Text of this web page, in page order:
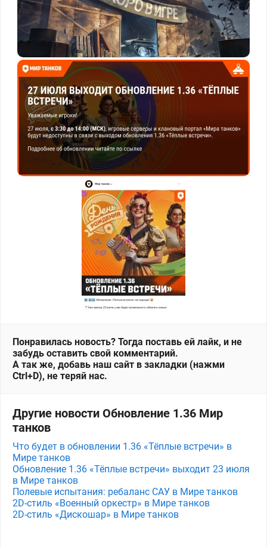
Понравилась новость? Тогда поставь ей лайк, и не
забудь оставить свой комментарий.
А так же, добавь наш сайт в закладки (нажми
Ctrl+D), не теряй нас.
Другие новости Обновление 1.36 Мир
танков
Что будет в обновлении 1.36 «Тёплые встречи» в
Мире танков
Обновление 1.36 «Тёплые встречи» выходит 23 июля
в Мире танков
Полевые испытания: ребаланс САУ в Мире танков
2D-стиль «Военный оркестр» в Мире танков
2D-стиль «Дискошар» в Мире танков